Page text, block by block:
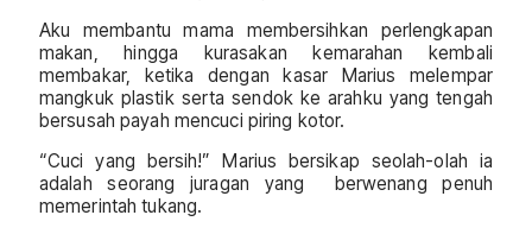
Aku membantu mama membersihkan perlengkapan
makan, hingga kurasakan kemarahan kembali
membakar, ketika dengan kasar Marius melempar
mangkuk plastik serta sendok ke arahku yang tengah
bersusah payah mencuci piring kotor.
“Cuci yang bersih!” Marius bersikap seolah-olah ia
adalah seorang juragan yang berwenang penuh
memerintah tukang.